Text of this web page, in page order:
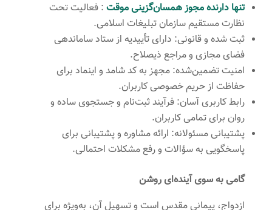
تنها دارنده مجوز همسان‌گزینی موقت : فعالیت تحت
نظارت مستقیم سازمان تبلیغات اسلامی.
ثبت شده و قانونی: دارای تأییدیه از ستاد ساماندهی
فضای مجازی و مراجع ذیصلاح.
امنیت تضمین‌شده: مجهز به کد شامد و اینماد برای
حفاظت از حریم خصوصی کاربران.
رابط کاربری آسان: فرآیند ثبت‌نام و جستجوی ساده و
روان برای تمامی کاربران.
پشتیبانی مسئولانه: ارائه مشاوره و پشتیبانی برای
پاسخگویی به سؤالات و رفع مشکلات احتمالی.
گامی به سوی آینده‌ای روشن
ازدواج، پیمانی مقدس است و تسهیل آن، به‌ویژه برای